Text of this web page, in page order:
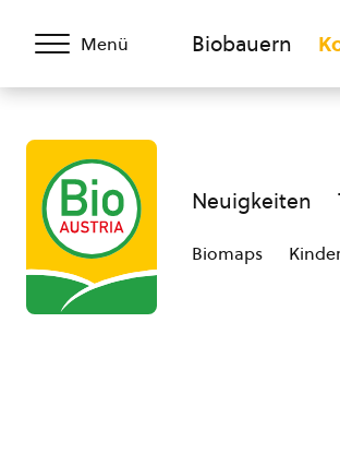
Menü Biobauern
Neuigkeiten
Biomaps